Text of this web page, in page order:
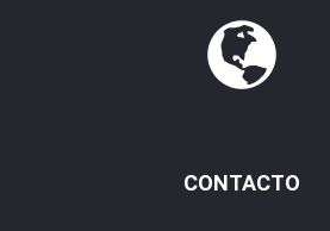
CONTACTO